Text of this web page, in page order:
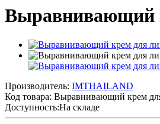
Выравнивающий
Производитель: IMTHAILAND
Код товара: Выравнивающий крем
Доступность:На складе